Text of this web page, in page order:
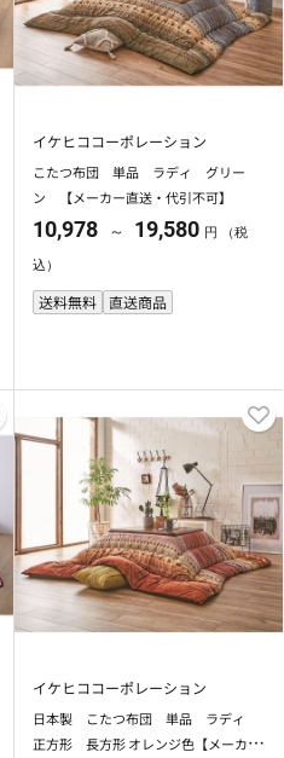
イケヒココーポレーション
こたつ布団 単品 ラディ グリー
ン 【メーカー直送・代引不可】
10,978 ～ 19,580 円 （税
込）
送料無料 直送商品
イケヒココーポレーション
日本製 こたつ布団 単品 ラディ
正方形 長方形 オレンジ色【メーカー